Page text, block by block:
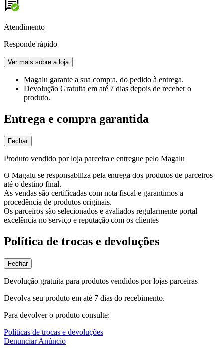
Atendimento
Responde rápido
Ver mais sobre a loja
Magalu garante a sua compra, do pedido à entrega.
Devolução Gratuita em até 7 dias depois de receber o
produto.
Entrega e compra garantida
Fechar
Produto vendido por loja parceira e entregue pelo Magalu
O Magalu se responsabiliza pela entrega dos produtos de parceiros
até o destino final.
As vendas são certificadas com nota fiscal e garantimos a
procedência de produtos originais.
Os parceiros são selecionados e avaliados regularmente portal
excelência no serviço e reputação com os clientes
Política de trocas e devoluções
Fechar
Devolução gratuita para produtos vendidos por lojas parceiras
Devolva seu produto em até 7 dias do recebimento.
Para devolver o produto consulte:
Políticas de trocas e devoluções
Denunciar Anúncio